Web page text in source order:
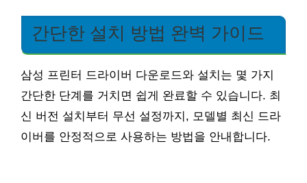
간단한 설치 방법 완벽 가이드
삼성 프린터 드라이버 다운로드와 설치는 몇 가지
간단한 단계를 거치면 쉽게 완료할 수 있습니다. 최
신 버전 설치부터 무선 설정까지, 모델별 최신 드라
이버를 안정적으로 사용하는 방법을 안내합니다.